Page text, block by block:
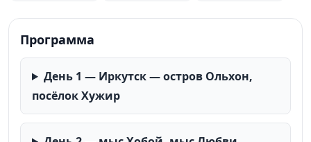
Программа
День 1 — Иркутск — остров Ольхон,
посёлок Хужир